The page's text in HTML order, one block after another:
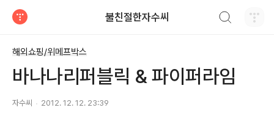
불친절한자수씨
해외쇼핑/위메프박스
바나나리퍼블릭 & 파이퍼라임
자수씨 2012. 12. 12. 23:39